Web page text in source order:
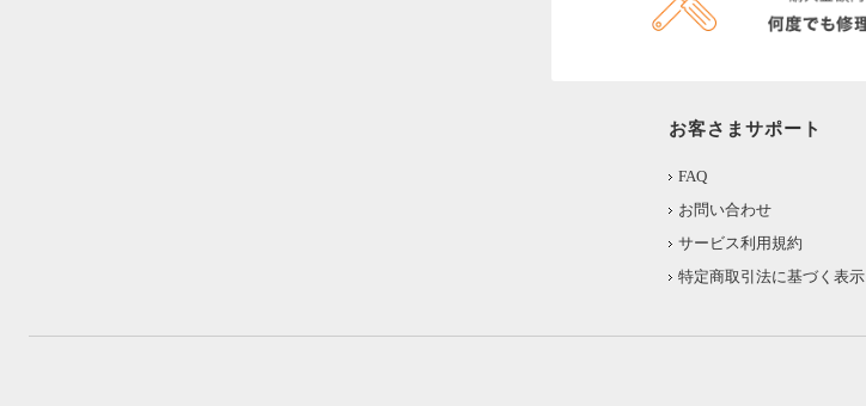
お客さまサポート
FAQ
お問い合わせ
サービス利用規約
特定商取引法に基づく表示